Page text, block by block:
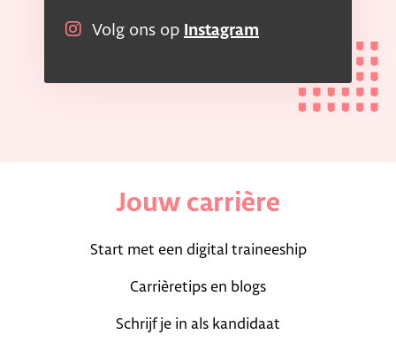
Volg ons op Instagram
Jouw carrière
Start met een digital traineeship
Carrièretips en blogs
Schrijf je in als kandidaat